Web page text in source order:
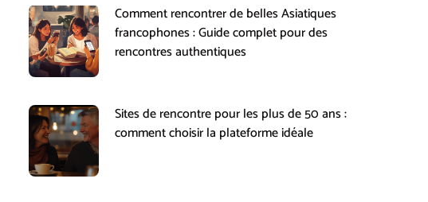
Comment rencontrer de belles Asiatiques
francophones : Guide complet pour des
rencontres authentiques
Sites de rencontre pour les plus de 50 ans :
comment choisir la plateforme idéale